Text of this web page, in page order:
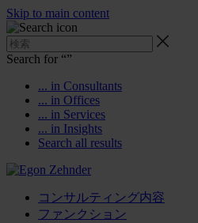
Skip to main content
Search for “”
... in Consultants
... in Offices
... in Services
... in Insights
Search all results
コンサルティング内容
ファンクション